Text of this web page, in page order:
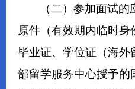
（二）参加面试
原件（有效期内临时
毕业证、学位证（海外
部留学服务中心授予的